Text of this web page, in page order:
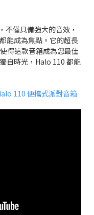
僅具備強大的音效，
能成為焦點。它的超長
得這款音箱成為您最佳
自時光，Halo 110 都能
110 便攜式派對音箱